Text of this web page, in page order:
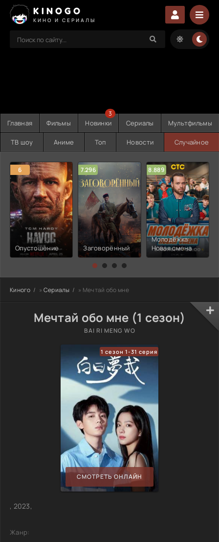
KINOGO
КИНО И СЕРИАЛЫ
Главная Фильмы Новинки
3
Сериалы Мультфильмы
ТВ шоу Аниме Топ Новости Случайное
6
Опустошение
7.296
Заговорённый
8.889
Молодёжка:
Новая смена
Киного » Сериалы » Мечтай обо мне
Мечтай обо мне (1 сезон)
BAI RI MENG WO
1 сезон 1-31 серия
СМОТРЕТЬ ОНЛАЙН
, 2023,
Жанр: